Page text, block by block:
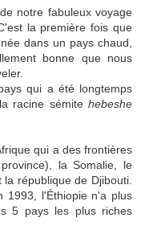
notre fabuleux voyage
la première fois que
dans un pays chaud,
bonne que nous
qui a été longtemps
racine sémite hebeshe
qui a des frontières
la Somalie, le
république de Djibouti.
1993, l'Éthiopie n'a plus
5 pays les plus riches